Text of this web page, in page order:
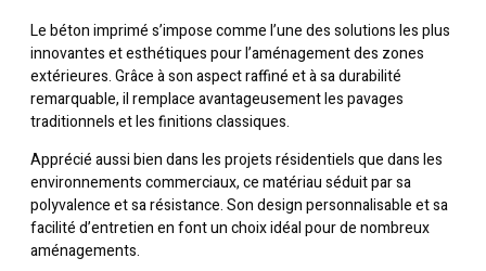
Le béton imprimé s’impose comme l’une des solutions les plus
innovantes et esthétiques pour l’aménagement des zones
extérieures. Grâce à son aspect raffiné et à sa durabilité
remarquable, il remplace avantageusement les pavages
traditionnels et les finitions classiques.
Apprécié aussi bien dans les projets résidentiels que dans les
environnements commerciaux, ce matériau séduit par sa
polyvalence et sa résistance. Son design personnalisable et sa
facilité d’entretien en font un choix idéal pour de nombreux
aménagements.